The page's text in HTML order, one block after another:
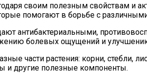
своим полезным свойствам
помогают в борьбе с
антибактериальными,
болевых ощущений и
части растения: корни, стебли,
и другие полезные компоненты.